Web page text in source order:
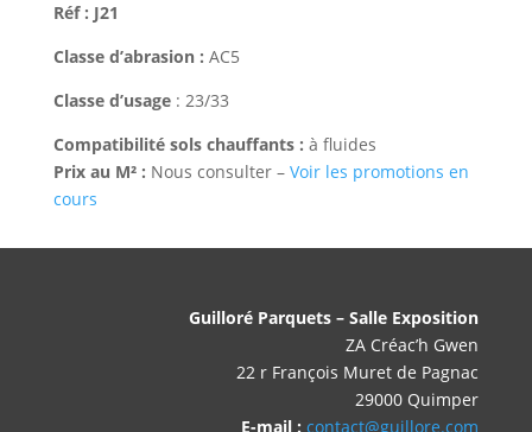
Réf : J21
Classe d’abrasion : AC5
Classe d’usage: 23/33
Compatibilité sols chauffants : à fluides
Prix au M² : Nous consulter – Voir les promotions en
cours
Guilloré Parquets – Salle Exposition
ZA Créac’h Gwen
22 r François Muret de Pagnac
29000 Quimper
E-mail :contact@guillore.com